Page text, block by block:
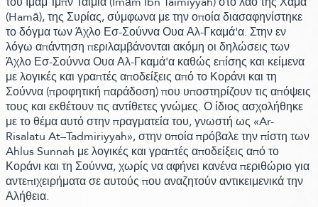
(Hamā), της Συρίας, σύμφωνα με την οποία διασαφηνίστηκε
το δόγμα των Άχλο Εσ-Σούννα Ουα Αλ-Γκαμά'α. Στην εν
λόγω απάντηση περιλαμβάνονται ακόμη οι δηλώσεις των
Άχλο Εσ-Σούννα Ουα Αλ-Γκαμά'α καθώς επίσης και κείμενα
με λογικές και γραπτές αποδείξεις από το Κοράνι και τη
Σούννα(προφητική παράδοση)που υποστηρίζουν τις απόψεις
τους και εκθέτουν τις αντίθετες γνώμες. Ο ίδιος ασχολήθηκε
με το θέμα αυτό στην πραγματεία του, γνωστή ως«Ar-
Risalatu At–Tadmiriyyah», στην οποία πρόβαλε την πίστη των
Ahlus Sunnah με λογικές και γραπτές αποδείξεις από το
Κοράνι και τη Σούννα, χωρίς να αφήνει κανένα περιθώριο για
αντεπιχειρήματα σε αυτούς που αναζητούν αντικειμενικά την
Αλήθεια.